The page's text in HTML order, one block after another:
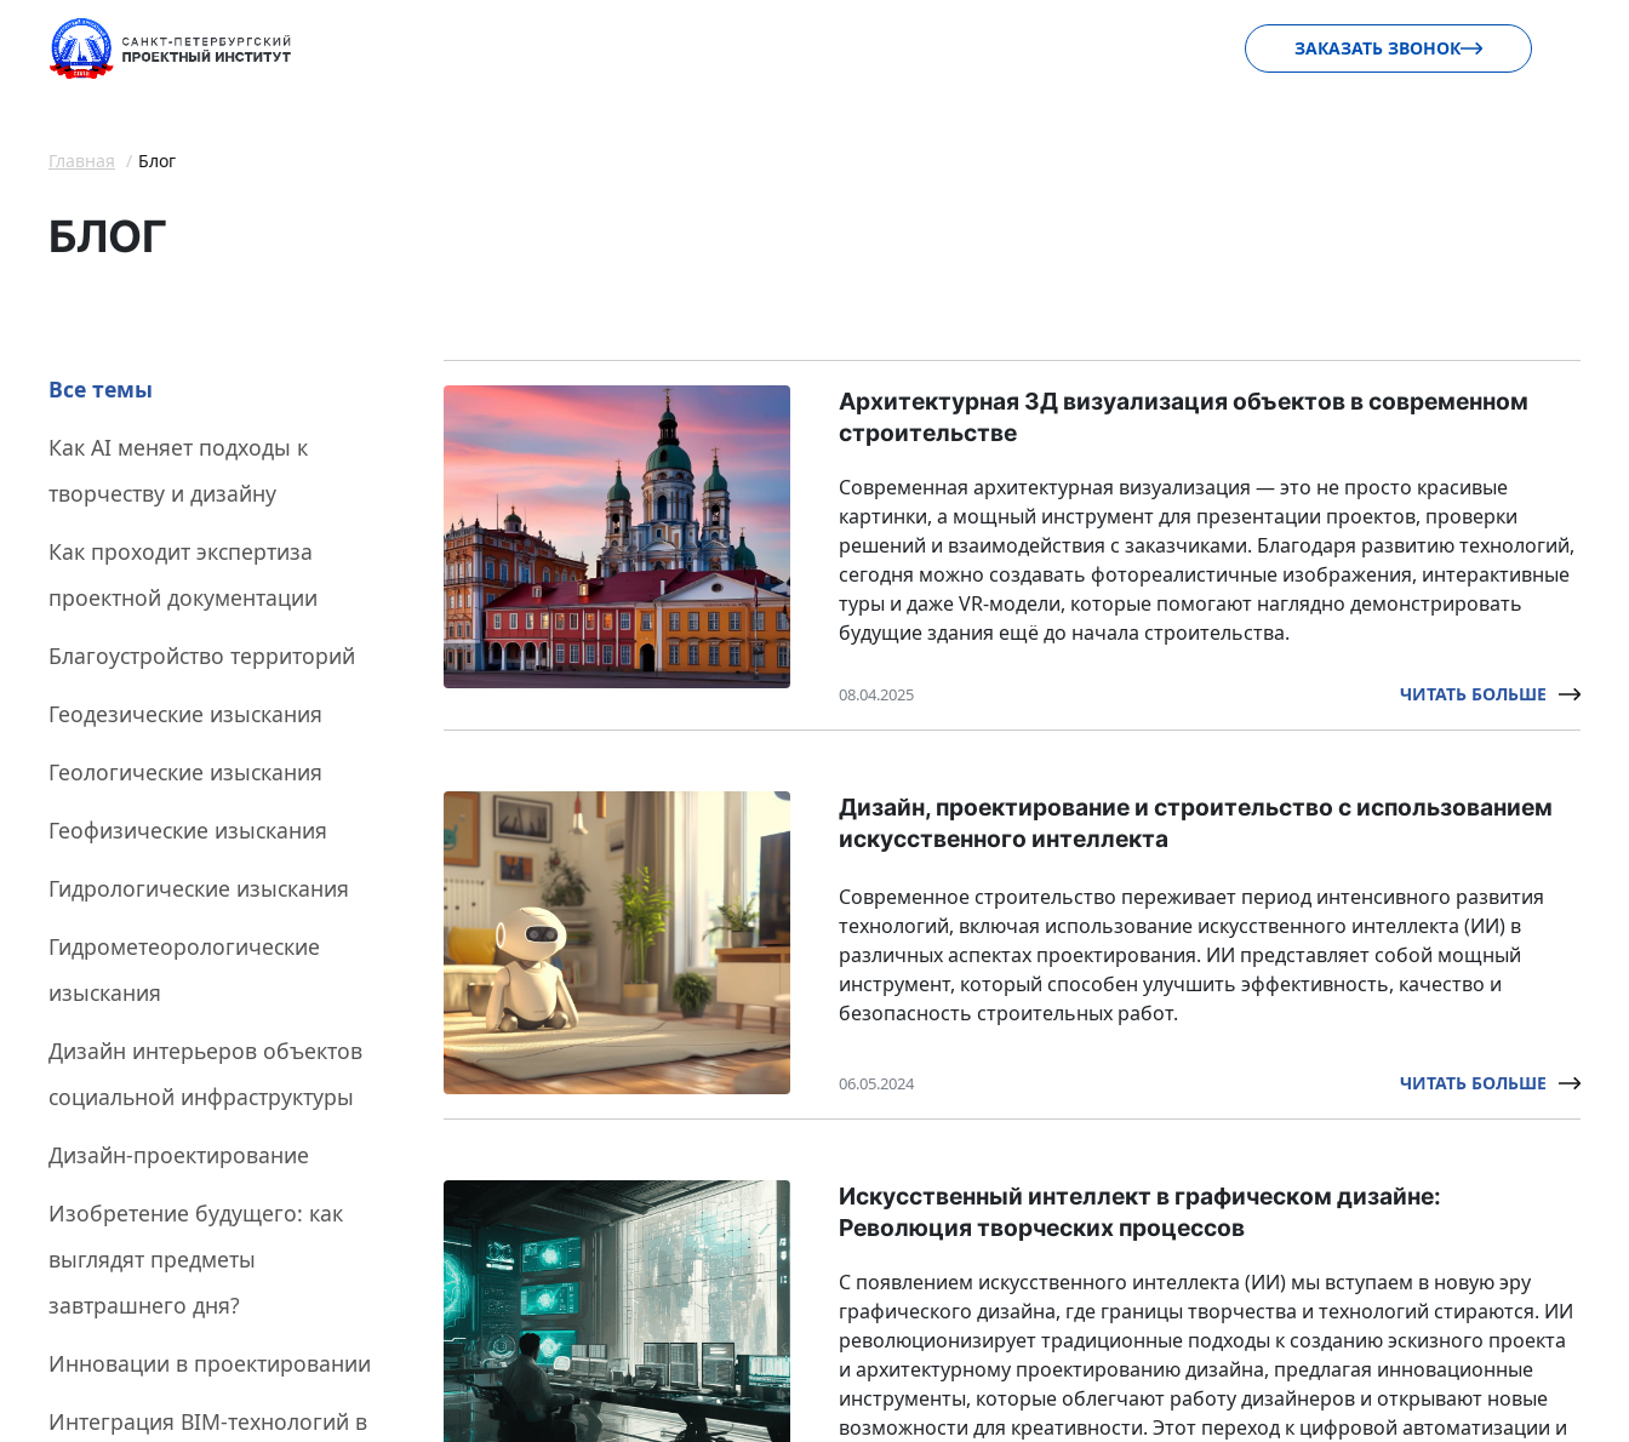
ЗАКАЗАТЬ ЗВОНОК
Главная Блог
БЛОГ
Все темы
Как AI меняет подходы к
творчеству и дизайну
Как проходит экспертиза
проектной документации
Благоустройство территорий
Геодезические изыскания
Геологические изыскания
Геофизические изыскания
Гидрологические изыскания
Гидрометеорологические
изыскания
Дизайн интерьеров объектов
социальной инфраструктуры
Дизайн-проектирование
Изобретение будущего: как
выглядят предметы
завтрашнего дня?
Инновации в проектировании
Интеграция BIM-технологий в
Архитектурная 3Д визуализация объектов в современном
строительстве
Современная архитектурная визуализация — это не просто красивые
картинки, а мощный инструмент для презентации проектов, проверки
решений и взаимодействия с заказчиками. Благодаря развитию технологий,
сегодня можно создавать фотореалистичные изображения, интерактивные
туры и даже VR-модели, которые помогают наглядно демонстрировать
будущие здания ещё до начала строительства.
08.04.2025 ЧИТАТЬ БОЛЬШЕ
Дизайн, проектирование и строительство с использованием
искусственного интеллекта
Современное строительство переживает период интенсивного развития
технологий, включая использование искусственного интеллекта (ИИ) в
различных аспектах проектирования. ИИ представляет собой мощный
инструмент, который способен улучшить эффективность, качество и
безопасность строительных работ.
06.05.2024 ЧИТАТЬ БОЛЬШЕ
Искусственный интеллект в графическом дизайне:
Революция творческих процессов
С появлением искусственного интеллекта (ИИ) мы вступаем в новую эру
графического дизайна, где границы творчества и технологий стираются. ИИ
революционизирует традиционные подходы к созданию эскизного проекта
и архитектурному проектированию дизайна, предлагая инновационные
инструменты, которые облегчают работу дизайнеров и открывают новые
возможности для креативности. Этот переход к цифровой автоматизации и